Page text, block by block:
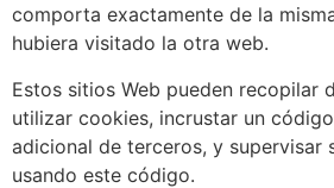
comporta exactamente de la
hubiera visitado la otra web.
Estos sitios Web pueden recopilar
utilizar cookies, incrustar un
adicional de terceros, y supervisar
usando este código.